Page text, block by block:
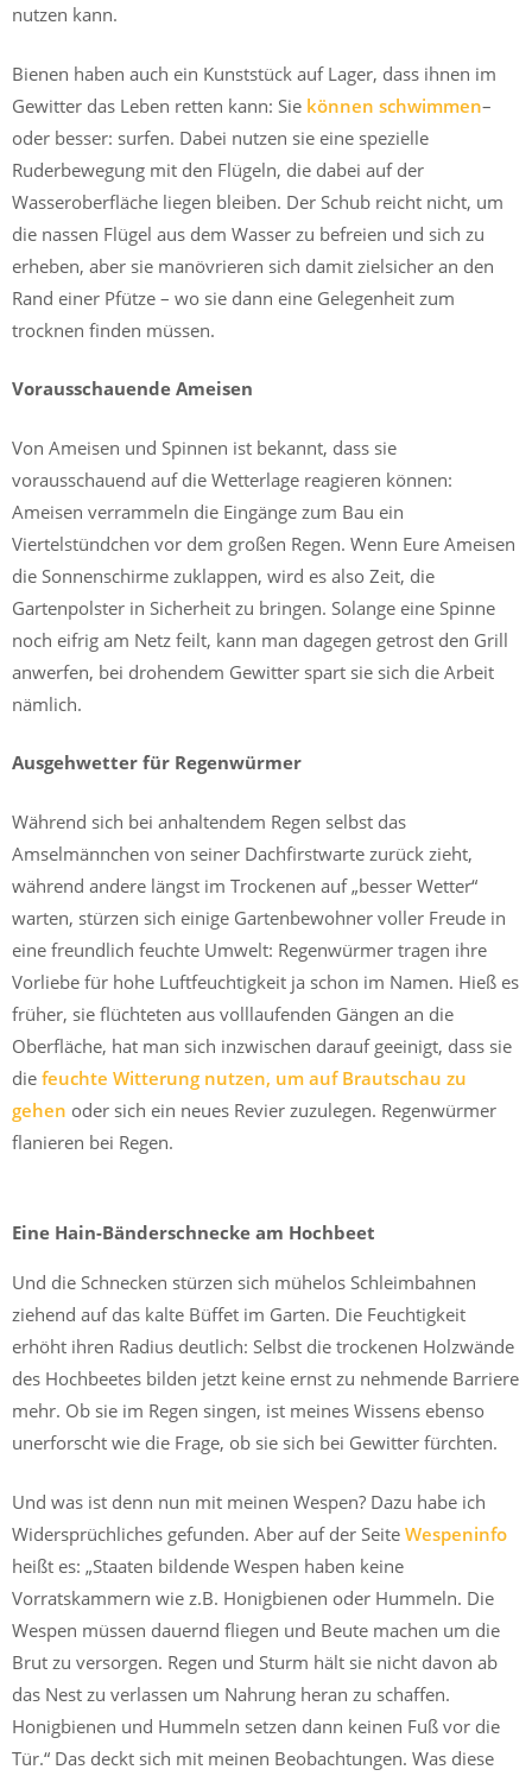
nutzen kann.
Bienen haben auch ein Kunststück auf Lager, dass ihnen im
Gewitter das Leben retten kann: Sie können schwimmen–
oder besser: surfen. Dabei nutzen sie eine spezielle
Ruderbewegung mit den Flügeln, die dabei auf der
Wasseroberfläche liegen bleiben. Der Schub reicht nicht, um
die nassen Flügel aus dem Wasser zu befreien und sich zu
erheben, aber sie manövrieren sich damit zielsicher an den
Rand einer Pfütze – wo sie dann eine Gelegenheit zum
trocknen finden müssen.
Vorausschauende Ameisen
Von Ameisen und Spinnen ist bekannt, dass sie
vorausschauend auf die Wetterlage reagieren können:
Ameisen verrammeln die Eingänge zum Bau ein
Viertelstündchen vor dem großen Regen. Wenn Eure Ameisen
die Sonnenschirme zuklappen, wird es also Zeit, die
Gartenpolster in Sicherheit zu bringen. Solange eine Spinne
noch eifrig am Netz feilt, kann man dagegen getrost den Grill
anwerfen, bei drohendem Gewitter spart sie sich die Arbeit
nämlich.
Ausgehwetter für Regenwürmer
Während sich bei anhaltendem Regen selbst das
Amselmännchen von seiner Dachfirstwarte zurück zieht,
während andere längst im Trockenen auf „besser Wetter“
warten, stürzen sich einige Gartenbewohner voller Freude in
eine freundlich feuchte Umwelt: Regenwürmer tragen ihre
Vorliebe für hohe Luftfeuchtigkeit ja schon im Namen. Hieß es
früher, sie flüchteten aus volllaufenden Gängen an die
Oberfläche, hat man sich inzwischen darauf geeinigt, dass sie
die feuchte Witterung nutzen, um auf Brautschau zu
gehen oder sich ein neues Revier zuzulegen. Regenwürmer
flanieren bei Regen.
Eine Hain-Bänderschnecke am Hochbeet
Und die Schnecken stürzen sich mühelos Schleimbahnen
ziehend auf das kalte Büffet im Garten. Die Feuchtigkeit
erhöht ihren Radius deutlich: Selbst die trockenen Holzwände
des Hochbeetes bilden jetzt keine ernst zu nehmende Barriere
mehr. Ob sie im Regen singen, ist meines Wissens ebenso
unerforscht wie die Frage, ob sie sich bei Gewitter fürchten.
Und was ist denn nun mit meinen Wespen? Dazu habe ich
Widersprüchliches gefunden. Aber auf der Seite Wespeninfo
heißt es: „Staaten bildende Wespen haben keine
Vorratskammern wie z.B. Honigbienen oder Hummeln. Die
Wespen müssen dauernd fliegen und Beute machen um die
Brut zu versorgen. Regen und Sturm hält sie nicht davon ab
das Nest zu verlassen um Nahrung heran zu schaffen.
Honigbienen und Hummeln setzen dann keinen Fuß vor die
Tür.“ Das deckt sich mit meinen Beobachtungen. Was diese